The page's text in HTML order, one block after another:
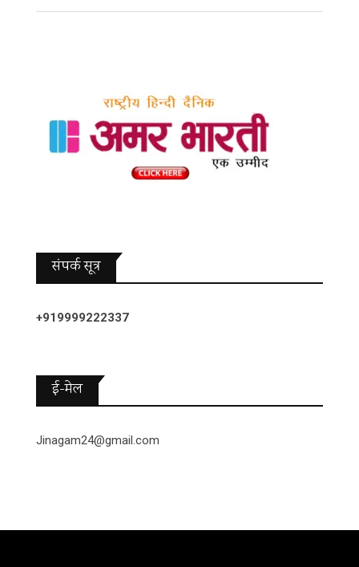
संपर्क सूत्र
+919999222337
ई-मेल
Jinagam24@gmail.com